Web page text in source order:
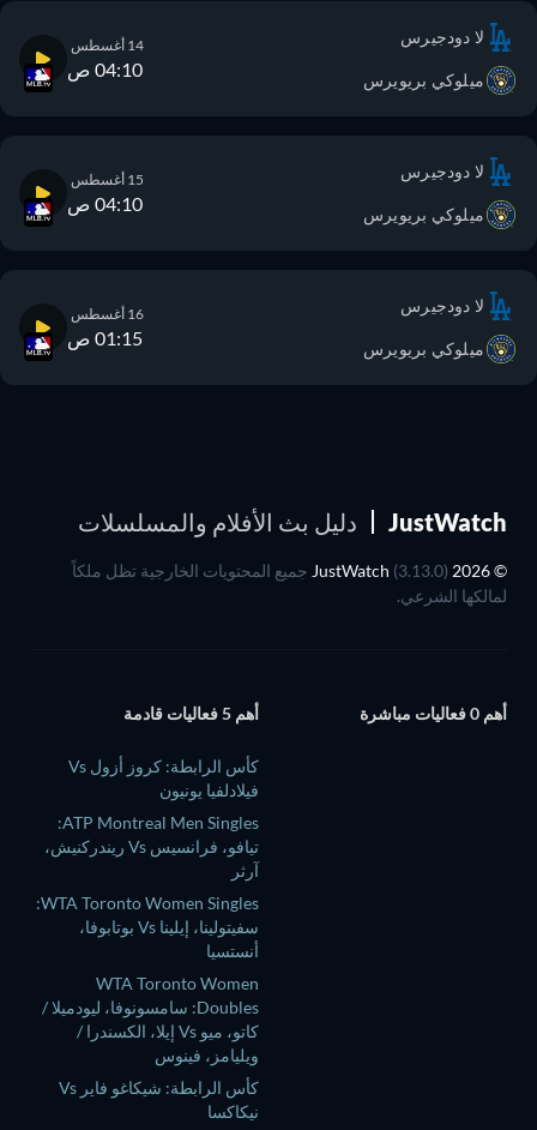
لا دودجيرس
ميلوكي بريويرس 04:10 ص
لا دودجيرس
ميلوكي بريويرس 04:10 ص
لا دودجيرس
ميلوكي بريويرس 01:15 ص
JustWatch دليل بث الأفلام والمسلسلات
(3.13.0) جميع المحتويات الخارجية تظل ملكاً
لمالكها الشرعي.
أهم 0 فعاليات مباشرة أهم 5 فعاليات قادمة
كأس الرابطة: كروز أزول Vs
فيلادلفيا يونيون
ATP Montreal Men Singles:
تيافو، فرانسيس Vs ريندركنيش،
آرثر
WTA Toronto Women Singles:
سفيتولينا، إيلينا Vs بوتابوفا،
أنستسيا
WTA Toronto Women
Doubles: سامسونوفا، ليودميلا /
كاتو، ميو Vs إيلا، الكسندرا /
ويليامز، فينوس
كأس الرابطة: شيكاغو فاير Vs
نيكاكسا